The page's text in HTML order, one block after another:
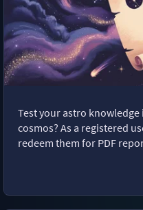
Test your astro knowledge
cosmos? As a registered
redeem them for PDF